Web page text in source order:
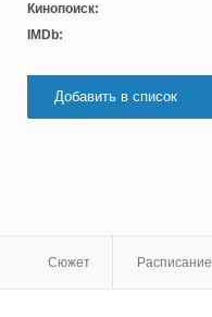
Кинопоиск:
IMDb:
Добавить в список
Сюжет Расписание